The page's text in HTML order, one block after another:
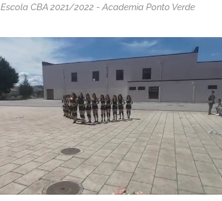
Escola CBA 2021/2022 - Academia Ponto Verde